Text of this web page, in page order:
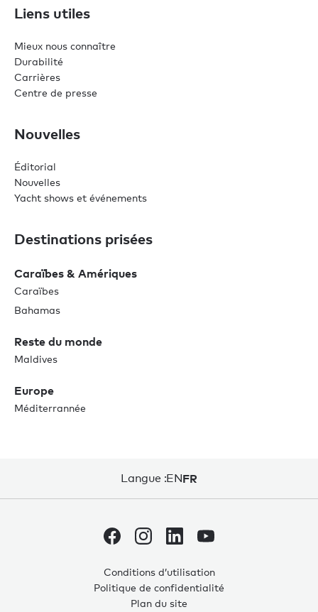
0
Liens utiles
Mieux nous connaître
Durabilité
Carrières
Centre de presse
Nouvelles
Éditorial
Nouvelles
Yacht shows et événements
Destinations prisées
Caraïbes & Amériques
Caraïbes
Bahamas
Reste du monde
Maldives
Europe
Méditerrannée
Langue :ENFR
Conditions d’utilisation
Politique de confidentialité
Plan du site